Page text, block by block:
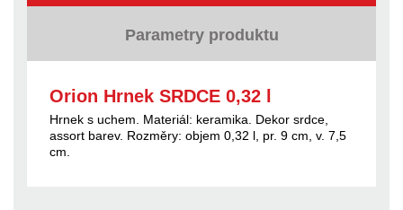
Parametry produktu
Orion Hrnek SRDCE 0,32 l
Hrnek s uchem. Materiál: keramika. Dekor srdce,
assort barev. Rozměry: objem 0,32 l, pr. 9 cm, v. 7,5
cm.